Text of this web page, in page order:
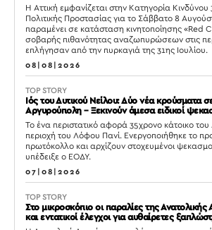
Η Αττική εμφανίζεται στην Κατηγορία Κινδύνου
Πολιτικής Προστασίας για το Σάββατο 8
παραμένει σε κατάσταση κινητοποίησης «Red
σοβαρής πιθανότητας αναζωπυρώσεων στις
επλήγησαν από την πυρκαγιά της 31ης Ιουλίου.
08|08|2026
TOP STORY
Ιός του Δυτικού Νείλου: Δύο νέα κρούσματα
Αργυρούπολη – Ξεκινούν άμεσα ειδικοί
Το ένα περιστατικό αφορά 35χρονο κάτοικο του
περιοχή του Λόφου Πανί. Ενεργοποιήθηκε το
πρωτόκολλο και αρχίζουν στοχευμένοι
υπέδειξε ο ΕΟΔΥ.
07|08|2026
TOP STORY
Στο μικροσκόπιο οι παραλίες της Ανατολικής
και εντατικοί έλεγχοι για αυθαίρετες